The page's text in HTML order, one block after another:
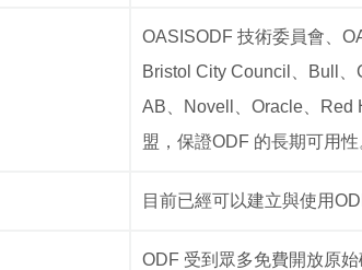
OASISODF 技術委員會、
Bristol City Council、Bull
AB、Novell、Oracle、Red
盟，保證ODF 的長期可用
目前已經可以建立與使用
ODF 受到眾多免費開放原